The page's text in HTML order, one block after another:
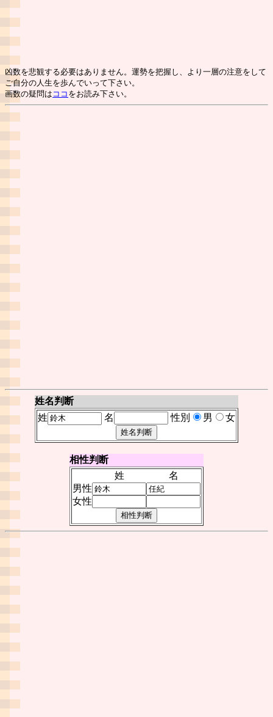
凶数を悲観する必要はありません。運勢を把握し、より一層の注意をして
ご自分の人生を歩んでいって下さい。
画数の疑問は ココ をお読み下さい。
姓名判断
姓
名 性別 男 女
相性判断
姓
名
男性
女性